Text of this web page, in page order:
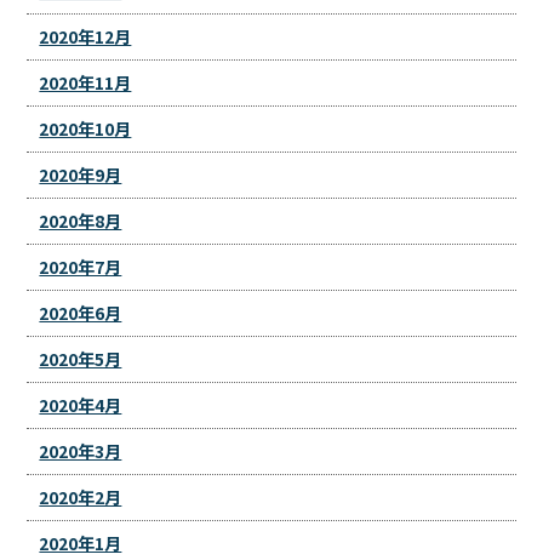
2020年12月
2020年11月
2020年10月
2020年9月
2020年8月
2020年7月
2020年6月
2020年5月
2020年4月
2020年3月
2020年2月
2020年1月